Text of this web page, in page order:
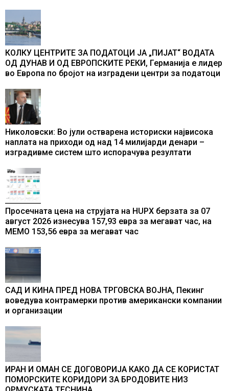
промени текот на историјата
КОЛКУ ЦЕНТРИТЕ ЗА ПОДАТОЦИ ЈА „ПИЈАТ“ ВОДАТА
ОД ДУНАВ И ОД ЕВРОПСКИТЕ РЕКИ, Германија е лидер
во Европа по бројот на изградени центри за податоци
Николовски: Во јули остварена историски највисока
наплата на приходи од над 14 милијарди денари –
изградивме систем што испорачува резултати
Просечната цена на струјата на HUPX берзата за 07
август 2026 изнесува 157,93 евра за мегават час, на
МЕМО 153,56 евра за мегават час
САД И КИНА ПРЕД НОВА ТРГОВСКА ВОЈНА, Пекинг
воведува контрамерки против американски компании
и организации
ИРАН И ОМАН СЕ ДОГОВОРИЈА КАКО ДА СЕ КОРИСТАТ
ПОМОРСКИТЕ КОРИДОРИ ЗА БРОДОВИТЕ НИЗ